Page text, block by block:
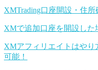
XMTrading口座開設・住
XMで追加口座を開設した
XMアフィリエイトはやり
可能！